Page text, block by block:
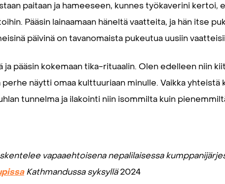
paitaan ja hameeseen, kunnes työkaverini kertoi,
Pääsin lainaamaan häneltä vaatteita, ja hän itse
päivinä on tavanomaista pukeutua uusiin
ja pääsin kokemaan tika-rituaalin. Olen edelleen niin
näytti omaa kulttuuriaan minulle. Vaikka yhteistä
tunnelma ja ilakointi niin isommilta kuin
vapaaehtoisena nepalilaisessa
Kathmandussa syksyllä2024